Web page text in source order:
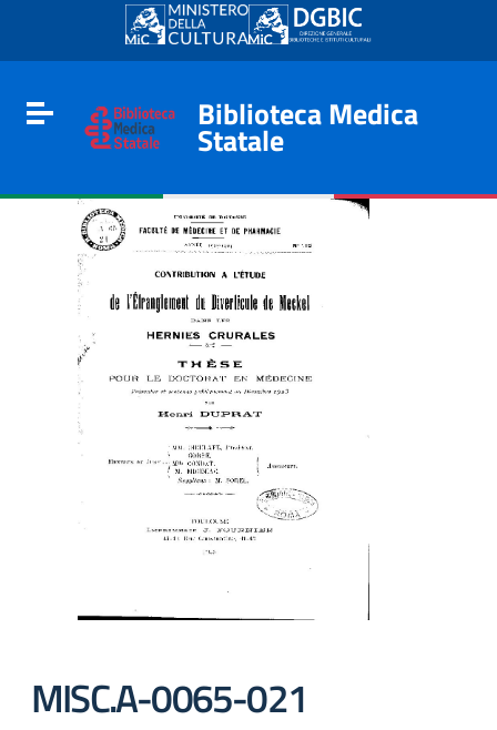
Go to content
Go to the navigation menu
Go to the footer
Toggle navigation
Biblioteca Medica
Statale
MISC.A-0065-021